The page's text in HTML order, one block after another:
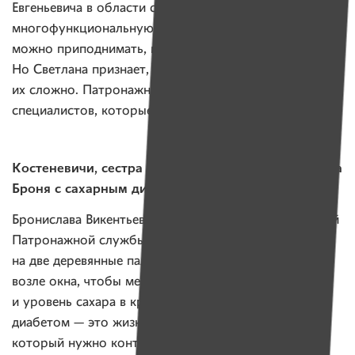
Евгеньевича в области специальную
многофункциональную кровать. Чтобы больного
можно приподнимать, менять положение тела.
Но Светлана признает, что они очень дорогие и найти
их сложно. Патронажная служба также будет искать
специалистов, которые обследуют мужчину.
Костеневичи, сестра Елена. Подопечная — бабушка
Броня с сахарным диабетом и одышкой
Бронислава Викентьевна стала еще одной подопечной
Патронажной службы. Бабушка ходит, опираясь
на две деревянные палки. Задыхаясь, усаживается
возле окна, чтобы медсестра померяла ей давление
и уровень сахара в крови. Для больного сахарным
диабетом — это жизненно важный показатель,
который нужно контролировать несколько раз